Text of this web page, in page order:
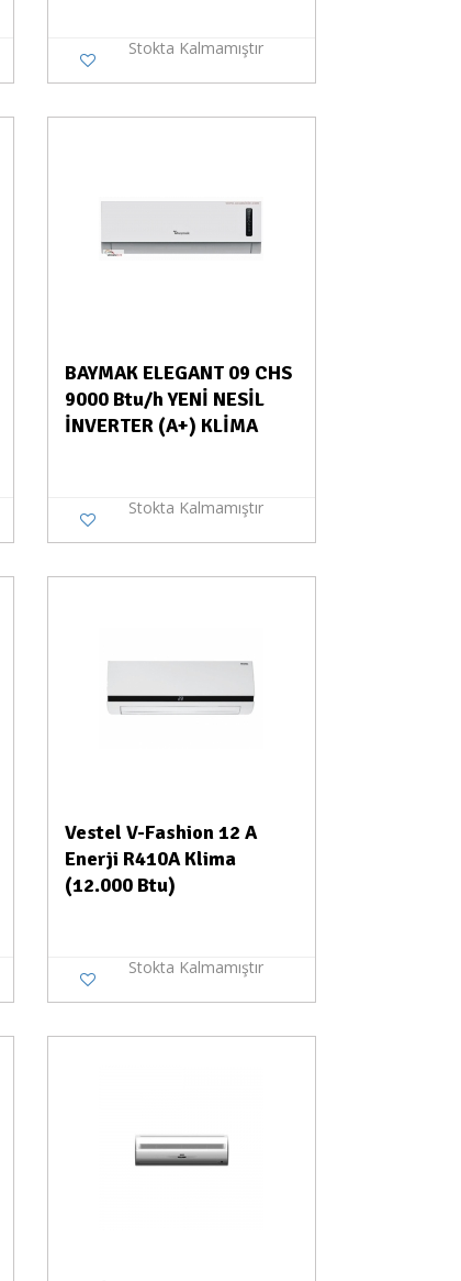
Stokta Kalmamıştır
BAYMAK ELEGANT 09 CHS
9000 Btu/h YENİ NESİL
İNVERTER (A+) KLİMA
Stokta Kalmamıştır
Vestel V-Fashion 12 A
Enerji R410A Klima
(12.000 Btu)
Stokta Kalmamıştır